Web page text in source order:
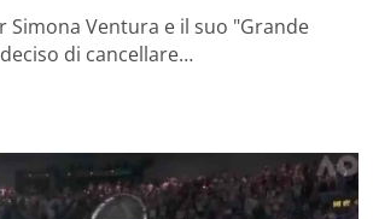
Simona Ventura e il suo "Grande
di cancellare…